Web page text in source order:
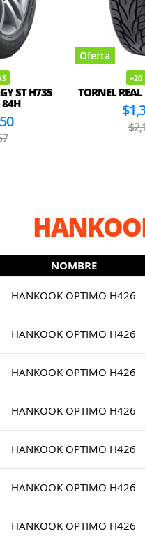
ST H735
84H
Oferta
+20
TORNEL REAL
NOMBRE
HANKOOK OPTIMO H426
HANKOOK OPTIMO H426
HANKOOK OPTIMO H426
HANKOOK OPTIMO H426
HANKOOK OPTIMO H426
HANKOOK OPTIMO H426
HANKOOK OPTIMO H426